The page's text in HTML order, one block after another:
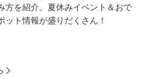
方を紹介。夏休みイベント＆おで
ット情報が盛りだくさん！